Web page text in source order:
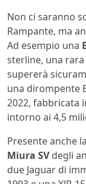
Non ci saranno
Rampante, ma
Ad esempio una
sterline, una
supererà
una dirompente
2022, fabbricata
intorno ai 4,5
Presente anche
Miura SVdegli
due Jaguar di